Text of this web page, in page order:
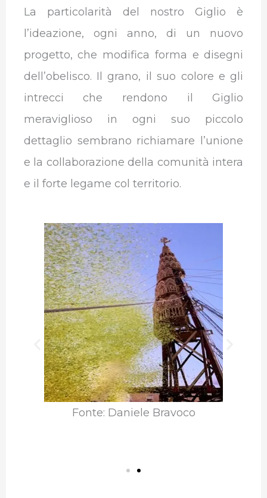
La particolarità del nostro Giglio è
l’ideazione, ogni anno, di un nuovo
progetto, che modifica forma e disegni
dell’obelisco. Il grano, il suo colore e gli
intrecci che rendono il Giglio
meraviglioso in ogni suo piccolo
dettaglio sembrano richiamare l’unione
e la collaborazione della comunità intera
e il forte legame col territorio.
Fonte: Daniele Bravoco